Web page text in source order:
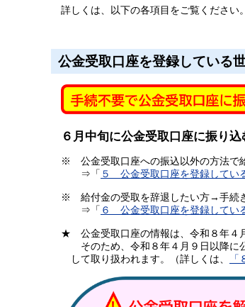
詳しくは、以下の各項目をご覧ください。
公金受取口座を登録している
６月中旬に公金受取口座に振り
※ 公金受取口座への振込以外の方法で給
⇒「 ５ 公金受取口座を登録してい
※ 給付金の受取を辞退したい方→手続き
⇒「 ６ 公金受取口座を登録してい
★ 公金受取口座の情報は、令和８年４
そのため、令和８年４月９日以降に公
して取り扱われます。（詳しくは、